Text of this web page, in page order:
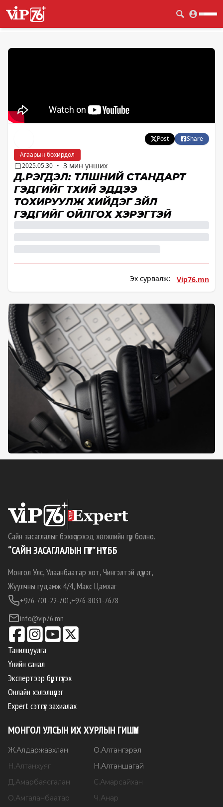
Post
Share
Агаарын бохирдол
2025.05.30 • 3 мин унших
Д.РЭГДЭЛ: ТҮЛШНИЙ СТАНДАРТ
ГЭДГИЙГ ТҮҮХИЙ ЭДДЭЭ
ТОХИРУУЛЖ ХИЙДЭГ ЗҮЙЛ
ГЭДГИЙГ ОЙЛГОХ ХЭРЭГТЭЙ
Эх сурвалж: Vip76.mn
Сайн засаглалыг бэхжүүлэхэд хөгжлийн гүүр болно.
“САЙН ЗАСАГЛАЛЫН ГҮҮР” НҮТББ
Монгол Улс, Улаанбаатар хот, Чингэлтэй дүүрэг,
Жуулчны гудамж 4/4, Макс Цамхаг
+976-701-22-701,+976-8031-7678
info@vip76.mn
Танилцуулга
Үнийн санал
Экспертээр бүртгүүлэх
Онлайн хэлэлцүүлэг
Expert сэтгүүл захиалах
МОНГОЛ УЛСЫН ИХ ХУРЛЫН ГИШҮҮН
Ж.Алдаржавхлан О.Алтангэрэл
Н.Алтанхуяг Н.Алтаншагай
Д.Амарбаясгалан С.Амарсайхан
О.Амгаланбаатар Ч.Анар